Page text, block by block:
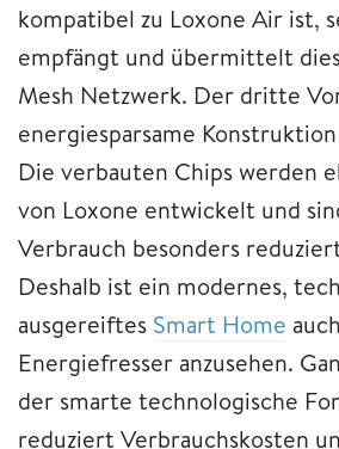
kompatibel zu Loxone Air ist,
empfängt und übermittelt
Mesh Netzwerk. Der dritte
energiesparsame
Die verbauten Chips werden
von Loxone entwickelt und
Verbrauch besonders
Deshalb ist ein modernes,
ausgereiftes Smart Home
Energiefresser anzusehen.
der smarte technologische
reduziert Verbrauchskosten